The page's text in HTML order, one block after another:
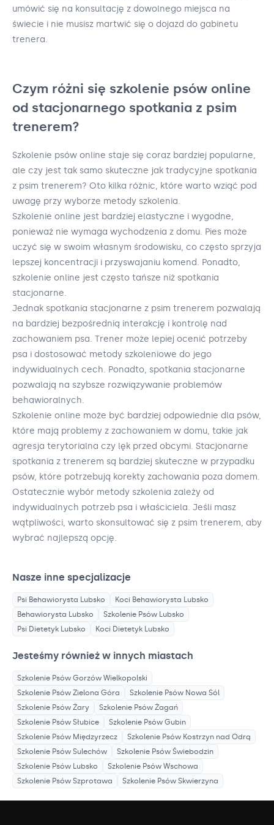
umówić się na konsultację z dowolnego miejsca na
świecie i nie musisz martwić się o dojazd do gabinetu
trenera.
Czym różni się szkolenie psów online
od stacjonarnego spotkania z psim
trenerem?
Szkolenie psów online staje się coraz bardziej popularne,
ale czy jest tak samo skuteczne jak tradycyjne spotkania
z psim trenerem? Oto kilka różnic, które warto wziąć pod
uwagę przy wyborze metody szkolenia.
Szkolenie online jest bardziej elastyczne i wygodne,
ponieważ nie wymaga wychodzenia z domu. Pies może
uczyć się w swoim własnym środowisku, co często sprzyja
lepszej koncentracji i przyswajaniu komend. Ponadto,
szkolenie online jest często tańsze niż spotkania
stacjonarne.
Jednak spotkania stacjonarne z psim trenerem pozwalają
na bardziej bezpośrednią interakcję i kontrolę nad
zachowaniem psa. Trener może lepiej ocenić potrzeby
psa i dostosować metody szkoleniowe do jego
indywidualnych cech. Ponadto, spotkania stacjonarne
pozwalają na szybsze rozwiązywanie problemów
behawioralnych.
Szkolenie online może być bardziej odpowiednie dla psów,
które mają problemy z zachowaniem w domu, takie jak
agresja terytorialna czy lęk przed obcymi. Stacjonarne
spotkania z trenerem są bardziej skuteczne w przypadku
psów, które potrzebują korekty zachowania poza domem.
Ostatecznie wybór metody szkolenia zależy od
indywidualnych potrzeb psa i właściciela. Jeśli masz
wątpliwości, warto skonsultować się z psim trenerem, aby
wybrać najlepszą opcję.
Nasze inne specjalizacje
Psi Behawiorysta Lubsko Koci Behawiorysta Lubsko
Behawiorysta Lubsko Szkolenie Psów Lubsko
Psi Dietetyk Lubsko Koci Dietetyk Lubsko
Jesteśmy również w innych miastach
Szkolenie Psów Gorzów Wielkopolski
Szkolenie Psów Zielona Góra Szkolenie Psów Nowa Sól
Szkolenie Psów Żary Szkolenie Psów Żagań
Szkolenie Psów Słubice Szkolenie Psów Gubin
Szkolenie Psów Międzyrzecz Szkolenie Psów Kostrzyn nad Odrą
Szkolenie Psów Sulechów Szkolenie Psów Świebodzin
Szkolenie Psów Lubsko Szkolenie Psów Wschowa
Szkolenie Psów Szprotawa Szkolenie Psów Skwierzyna